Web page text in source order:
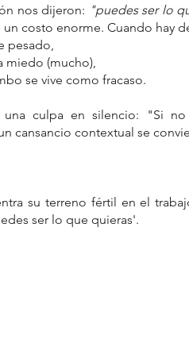
nos dijeron: "puedes ser lo
costo enorme. Cuando hay
pesado,
miedo (mucho),
se vive como fracaso.
una culpa en silencio: "Si
cansancio contextual se
su terreno fértil en el
ser lo que quieras'.